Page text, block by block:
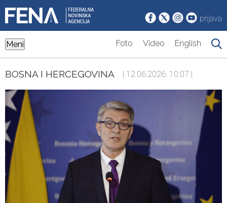
prijava
Meni Foto Video English
BOSNA I HERCEGOVINA | 12.06.2026. 10:07 |